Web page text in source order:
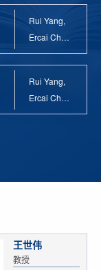
Rui Yang,
Ercai Chen
and
Rui Yang,
Ercai Chen
and
王世伟
教授